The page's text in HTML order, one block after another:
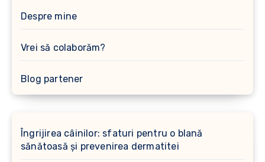
Despre mine
Vrei să colaborăm?
Blog partener
Îngrijirea câinilor: sfaturi pentru o blană
sănătoasă și prevenirea dermatitei